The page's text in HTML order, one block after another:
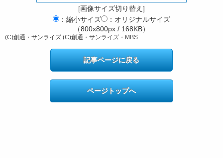
[画像サイズ切り替え]
：縮小サイズ
：オリジナルサイズ
（800x800px / 168KB）
(C)創通・サンライズ (C)創通・サンライズ・MBS
記事ページに戻る
ページトップへ